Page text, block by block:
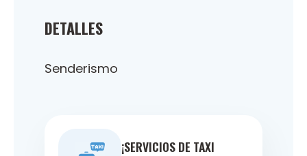
DETALLES
Senderismo
¡SERVICIOS DE TAXI